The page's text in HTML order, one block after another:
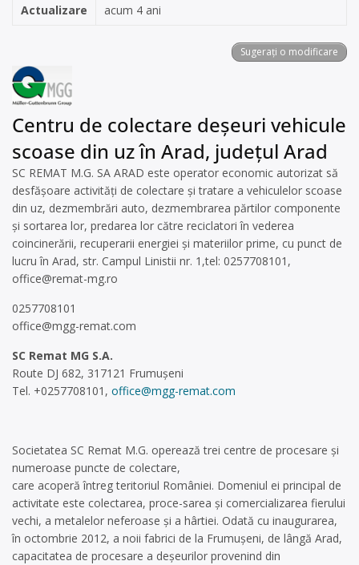
Actualizare
acum 4 ani
Sugerați o modificare
Centru de colectare deșeuri vehicule
scoase din uz în Arad, județul Arad
SC REMAT M.G. SA ARAD este operator economic autorizat să
desfăşoare activităţi de colectare şi tratare a vehiculelor scoase
din uz, dezmembrări auto, dezmembrarea părtilor componente
și sortarea lor, predarea lor către reciclatori în vederea
coincinerării, recuperarii energiei și materiilor prime, cu punct de
lucru în Arad, str. Campul Linistii nr. 1,tel: 0257708101,
office@remat-mg.ro
0257708101
office@mgg-remat.com
SC Remat MG S.A.
Route DJ 682, 317121 Frumușeni
Tel. +0257708101, office@mgg-remat.com
Societatea SC Remat M.G. operează trei centre de procesare şi
numeroase puncte de colectare,
care acoperă întreg teritoriul României. Domeniul ei principal de
activitate este colectarea, proce-sarea şi comercializarea fierului
vechi, a metalelor neferoase şi a hârtiei. Odată cu inaugurarea,
în octombrie 2012, a noii fabrici de la Frumuşeni, de lângă Arad,
capacitatea de procesare a deşeurilor provenind din